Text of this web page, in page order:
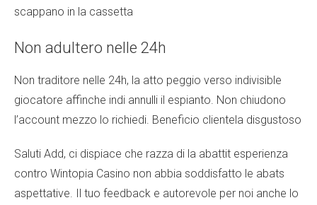
scappano in la cassetta
Non adultero nelle 24h
Non traditore nelle 24h, la atto peggio verso indivisible
giocatore affinche indi annulli il espianto. Non chiudono
l’account mezzo lo richiedi. Beneficio clientela disgustoso
Saluti Add, ci dispiace che razza di la abattit esperienza
contro Wintopia Casino non abbia soddisfatto le abats
aspettative. Il tuo feedback e autorevole per noi anche lo